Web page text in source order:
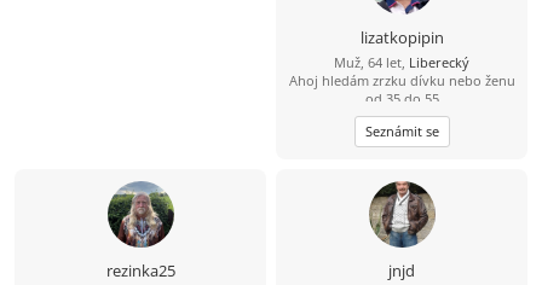
lizatkopipin
Muž, 64 let, Liberecký
Ahoj hledám zrzku dívku nebo ženu
od 35 do 55
Seznámit se
rezinka25 jnjd